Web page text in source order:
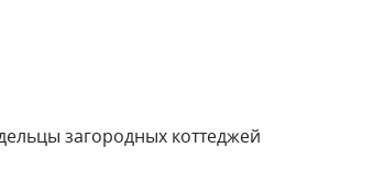
загородных коттеджей